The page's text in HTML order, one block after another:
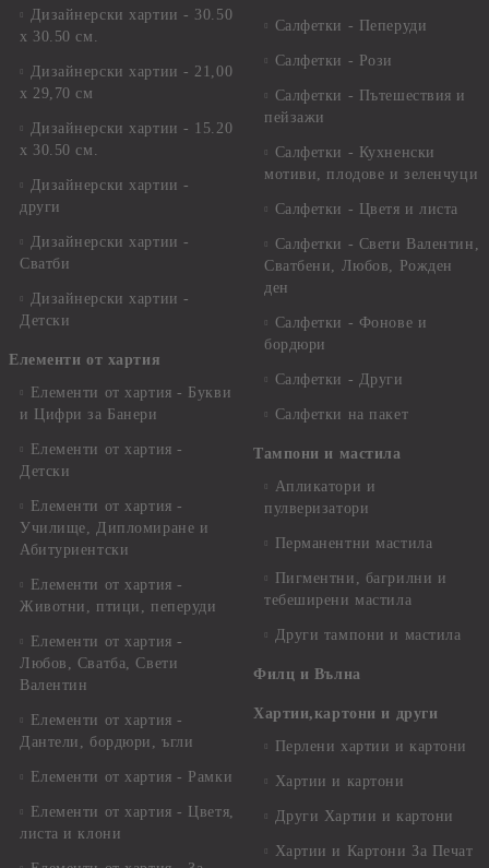
Дизайнерски хартии - 30.50
х 30.50 см.
Дизайнерски хартии - 21,00
х 29,70 см
Дизайнерски хартии - 15.20
x 30.50 см.
Дизайнерски хартии -
други
Дизайнерски хартии -
Сватби
Дизайнерски хартии -
Детски
Елементи от хартия
Елементи от хартия - Букви
и Цифри за Банери
Елементи от хартия -
Детски
Елементи от хартия -
Училище, Дипломиране и
Абитуриентски
Елементи от хартия -
Животни, птици, пеперуди
Елементи от хартия -
Любов, Сватба, Свети
Валентин
Елементи от хартия -
Дантели, бордюри, ъгли
Елементи от хартия - Рамки
Елементи от хартия - Цветя,
листа и клони
Салфетки - Пеперуди
Салфетки - Рози
Салфетки - Пътешествия и
пейзажи
Салфетки - Кухненски
мотиви, плодове и зеленчуци
Салфетки - Цветя и листа
Салфетки - Свети Валентин,
Сватбени, Любов, Рожден
ден
Салфетки - Фонове и
бордюри
Салфетки - Други
Салфетки на пакет
Тампони и мастила
Апликатори и
пулверизатори
Перманентни мастила
Пигментни, багрилни и
тебеширени мастила
Други тампони и мастила
Филц и Вълна
Хартии,картони и други
Перлени хартии и картони
Хартии и картони
Други Хартии и картони
Хартии и Картони За Печат